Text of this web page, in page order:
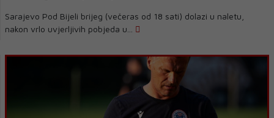
Sarajevo Pod Bijeli brijeg (večeras od 18 sati) dolazi u naletu,
nakon vrlo uvjerljivih pobjeda u...